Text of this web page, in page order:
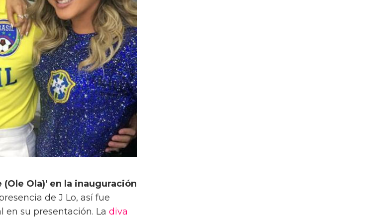
Ola)' en la inauguración
de J Lo, así fue
su presentación. La diva